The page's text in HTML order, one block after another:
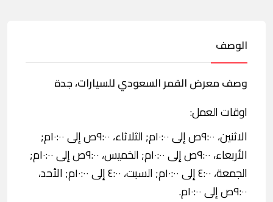
الوصف
وصف معرض القمر السعودي للسيارات، جدة
اوقات العمل:
الاثنين، ٩:٠٠ص إلى ١٠:٠٠م; الثلاثاء، ٩:٠٠ص إلى ١٠:٠٠م;
الأربعاء، ٩:٠٠ص إلى ١٠:٠٠م; الخميس، ٩:٠٠ص إلى ١٠:٠٠م;
الجمعة، ٤:٠٠ إلى ١٠:٠٠م; السبت، ٤:٠٠ إلى ١٠:٠٠م; الأحد،
٩:٠٠ص إلى ١٠:٠٠م.